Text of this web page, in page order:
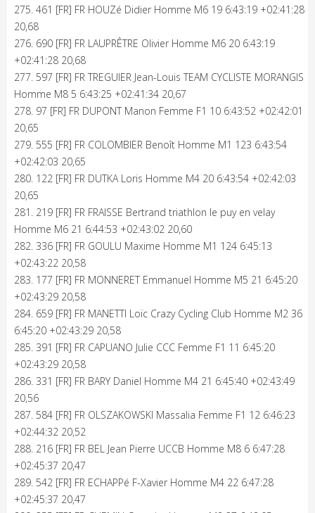
275. 461 [FR] FR HOUZé Didier Homme M6 19 6:43:19 +02:41:28
20,68
276. 690 [FR] FR LAUPRÊTRE Olivier Homme M6 20 6:43:19
+02:41:28 20,68
277. 597 [FR] FR TREGUIER Jean-Louis TEAM CYCLISTE MORANGIS
Homme M8 5 6:43:25 +02:41:34 20,67
278. 97 [FR] FR DUPONT Manon Femme F1 10 6:43:52 +02:42:01
20,65
279. 555 [FR] FR COLOMBIER Benoît Homme M1 123 6:43:54
+02:42:03 20,65
280. 122 [FR] FR DUTKA Loris Homme M4 20 6:43:54 +02:42:03
20,65
281. 219 [FR] FR FRAISSE Bertrand triathlon le puy en velay
Homme M6 21 6:44:53 +02:43:02 20,60
282. 336 [FR] FR GOULU Maxime Homme M1 124 6:45:13
+02:43:22 20,58
283. 177 [FR] FR MONNERET Emmanuel Homme M5 21 6:45:20
+02:43:29 20,58
284. 659 [FR] FR MANETTI Loïc Crazy Cycling Club Homme M2 36
6:45:20 +02:43:29 20,58
285. 391 [FR] FR CAPUANO Julie CCC Femme F1 11 6:45:20
+02:43:29 20,58
286. 331 [FR] FR BARY Daniel Homme M4 21 6:45:40 +02:43:49
20,56
287. 584 [FR] FR OLSZAKOWSKI Massalia Femme F1 12 6:46:23
+02:44:32 20,52
288. 216 [FR] FR BEL Jean Pierre UCCB Homme M8 6 6:47:28
+02:45:37 20,47
289. 542 [FR] FR ECHAPPé F-Xavier Homme M4 22 6:47:28
+02:45:37 20,47